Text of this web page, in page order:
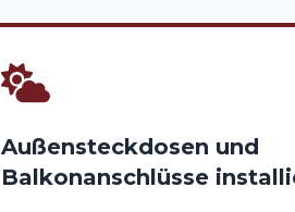
Außensteckdosen und
Balkonanschlüsse